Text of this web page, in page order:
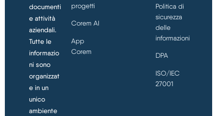
documenti
e attività
aziendali.
Tutte le
informazio
ni sono
organizzat
e in un
unico
ambiente
progetti
Corem AI
App
Corem
Politica di
sicurezza
delle
informazioni
DPA
ISO/IEC
27001